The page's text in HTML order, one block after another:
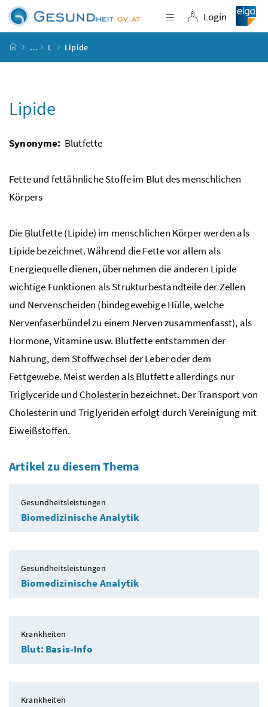
Zum Inhalt
Zum Hauptmenü
Zum Untermenü
Zur Suche
Navigation
Login
Login
Startseite
… L Lipide
Lipide
Synonyme: Blutfette
Fette und fettähnliche Stoffe im Blut des menschlichen
Körpers
Die Blutfette (Lipide) im menschlichen Körper werden als
Lipide bezeichnet. Während die Fette vor allem als
Energiequelle dienen, übernehmen die anderen Lipide
wichtige Funktionen als Strukturbestandteile der Zellen
und Nervenscheiden (bindegewebige Hülle, welche
Nervenfaserbündel zu einem Nerven zusammenfasst), als
Hormone, Vitamineusw. Blutfette entstammen der
Nahrung, dem Stoffwechsel der Leber oder dem
Fettgewebe. Meist werden als Blutfette allerdings nur
Triglycerideund Cholesterin bezeichnet. Der Transport von
Cholesterin und Triglyeriden erfolgt durch Vereinigung mit
Eiweißstoffen.
Artikel zu diesem Thema
Gesundheitsleistungen
Biomedizinische Analytik
Gesundheitsleistungen
Biomedizinische Analytik
Krankheiten
Blut: Basis-Info
Krankheiten